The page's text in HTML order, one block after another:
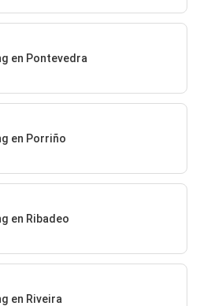
en Pontevedra
en Porriño
en Ribadeo
en Riveira